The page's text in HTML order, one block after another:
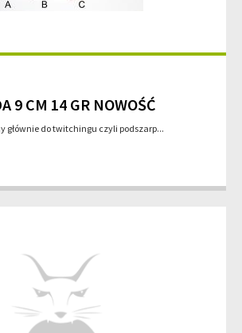
9 CM 14 GR NOWOŚĆ
głównie do twitchingu czyli podszarp...